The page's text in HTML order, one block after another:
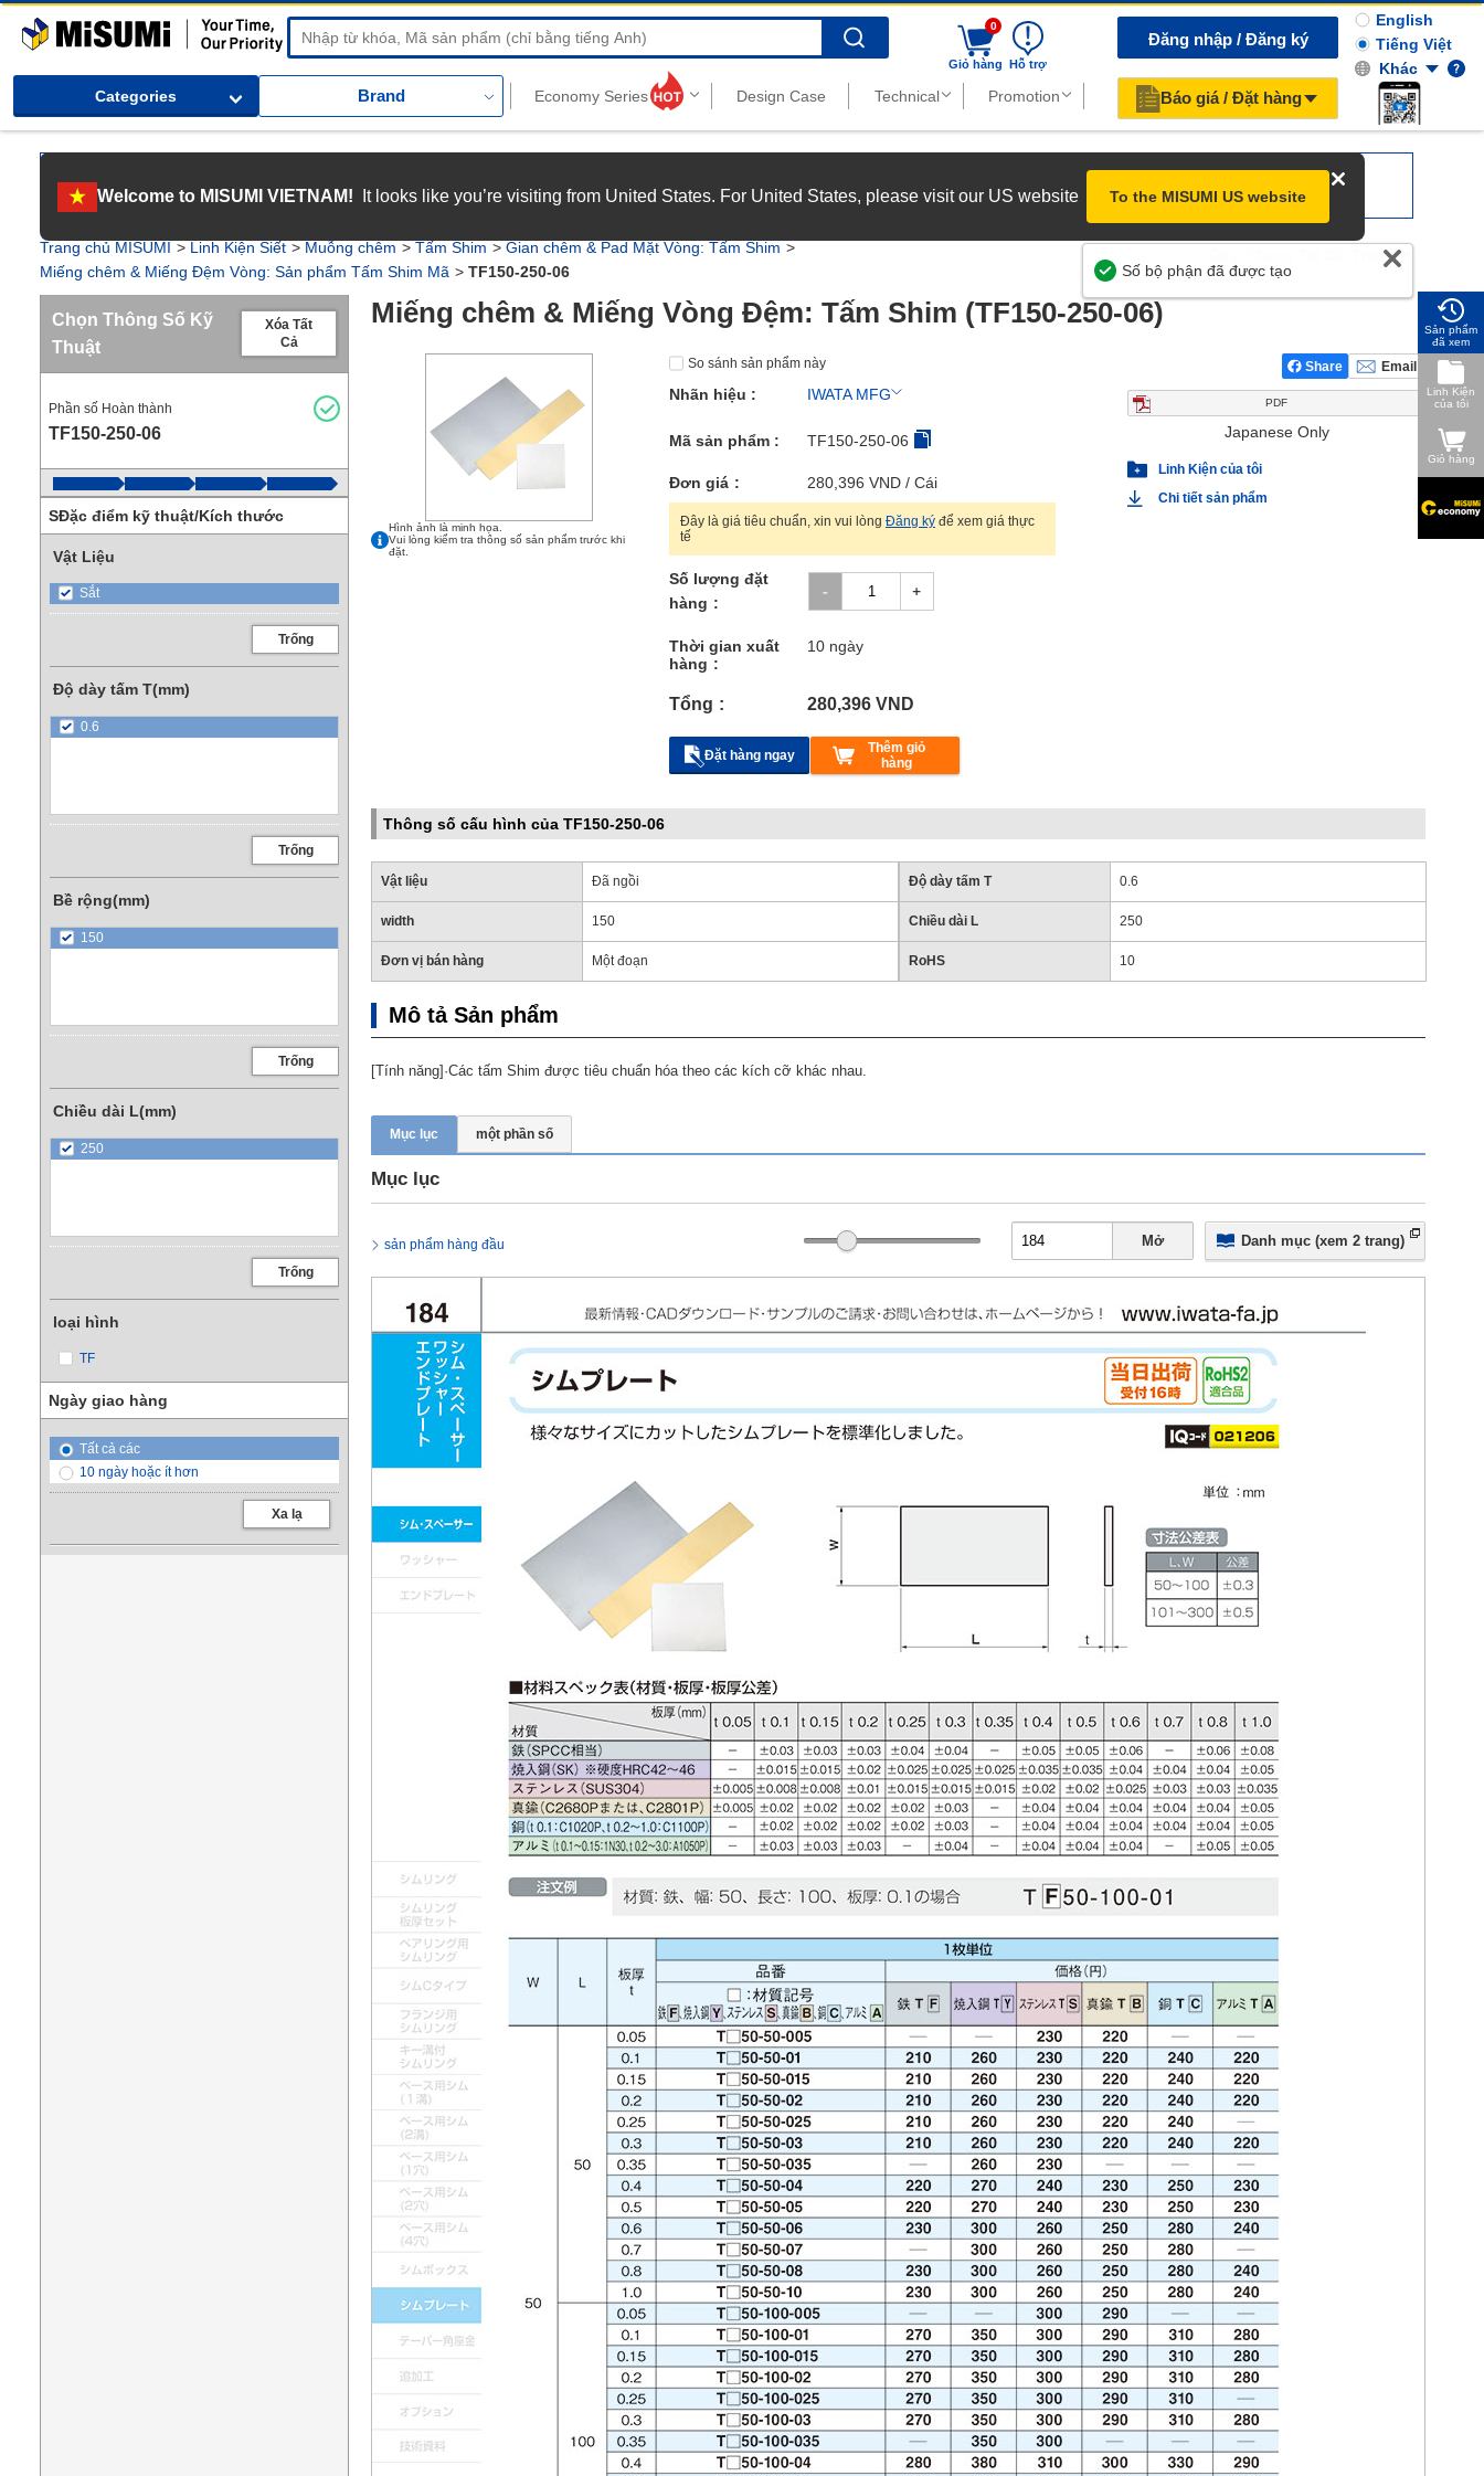
MiSUMi
Search
0
Giỏ hàng Hỗ trợ
Categories Brand
Đăng nhập / Đăng ký
Báo giá / Đặt hàng
English
Tiếng Việt
Khác
Welcome to MISUMI VIETNAM! It looks like you’re visiting from United States. For United States, please visit our US website To the MISUMI US website
[Recruitment] We're hiring! Grab your ultimate career opportunity & enjoy top-tier benefits at MISUMI Vietnam.See more
Trang chủ MISUMI Linh Kiện Siết Muỗng chêm Tấm Shim
Gian chêm & Pad Mặt Vòng: Tấm Shim
Miếng chêm & Miếng Đệm Vòng: Sản phẩm Tấm Shim Mã
TF150-250-06
Giúp Chúng Tôi Cải Thiện
Chọn Thông Số Kỹ
Thuật
Xóa Tất
Cả
Phần số Hoàn thành
TF150-250-06
SĐặc điểm kỹ thuật/Kích thước
Vật Liệu
Sắt
Trống
Độ dày tấm T(mm)
0.6
Trống
Bề rộng(mm)
150
Trống
Chiều dài L(mm)
250
Trống
loại hình
TF
Ngày giao hàng
Tất cả các
10 ngày hoặc ít hơn
Xa lạ
Miếng chêm & Miếng Vòng Đệm: Tấm Shim (TF150-250-06)
Hình ảnh là minh họa.
Vui lòng kiểm tra thông số sản phẩm trước khi
đặt.
So sánh sản phẩm này
Nhãn hiệu : IWATA MFG
Mã sản phẩm : TF150-250-06
Đơn giá 280,396 VND / Cái
Đây là giá tiêu chuẩn, xin vui lòng Đăng ký để xem giá thực
tế
Số lượng đặt
hàng
Thời gian xuất
hàng
10 ngày
Tổng 280,396 VND
Đặt hàng ngay
Thêm giỏ
hàng
Share Email
PDF
Japanese Only
Linh Kiện của tôi
Chi tiết sản phẩm
Thông số cấu hình của TF150-250-06
Vật liệu Đã ngồi Độ dày tấm T 0.6
width 150 Chiều dài L 250
Đơn vị bán hàng Một đoạn RoHS 10
Mô tả Sản phẩm
[Tính năng]·Các tấm Shim được tiêu chuẩn hóa theo các kích cỡ khác nhau.
Mục lục một phần số
Mục lục
sản phẩm hàng đầu Mở Danh mục (xem 2 trang)
Sản phẩm
đã xem
Linh Kiện
của tôi
Giỏ hàng